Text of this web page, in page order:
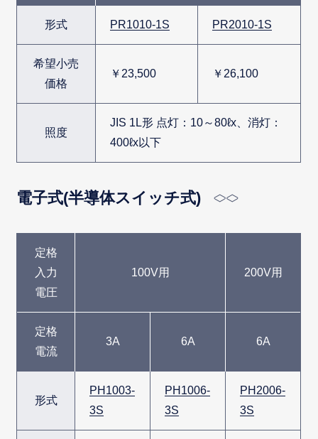
形式 PR1010-1S PR2010-1S
希望小売
価格
￥23,500 ￥26,100
照度
JIS 1L形 点灯：10～80ℓx、消灯：
400ℓx以下
電子式(半導体スイッチ式)
定格
入力
電圧
100V用 200V用
定格
電流
3A 6A 6A
形式
PH1003-
3S
PH1006-
3S
PH2006-
3S